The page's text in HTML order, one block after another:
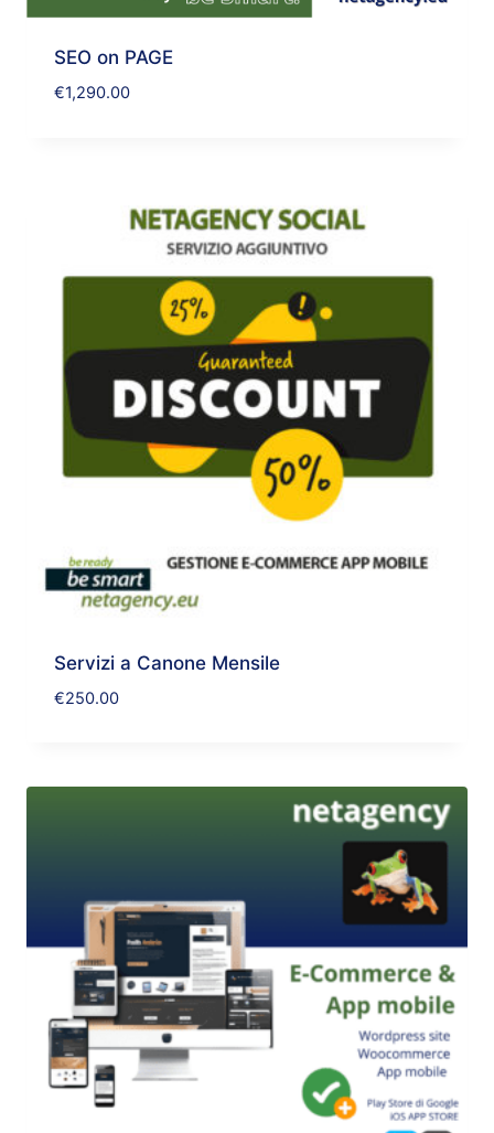
SEO on PAGE
€1,290.00
Servizi a Canone Mensile
€250.00